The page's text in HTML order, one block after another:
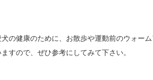
の健康のために、お散歩や運動前のウォー
すので、ぜひ参考にしてみて下さい。